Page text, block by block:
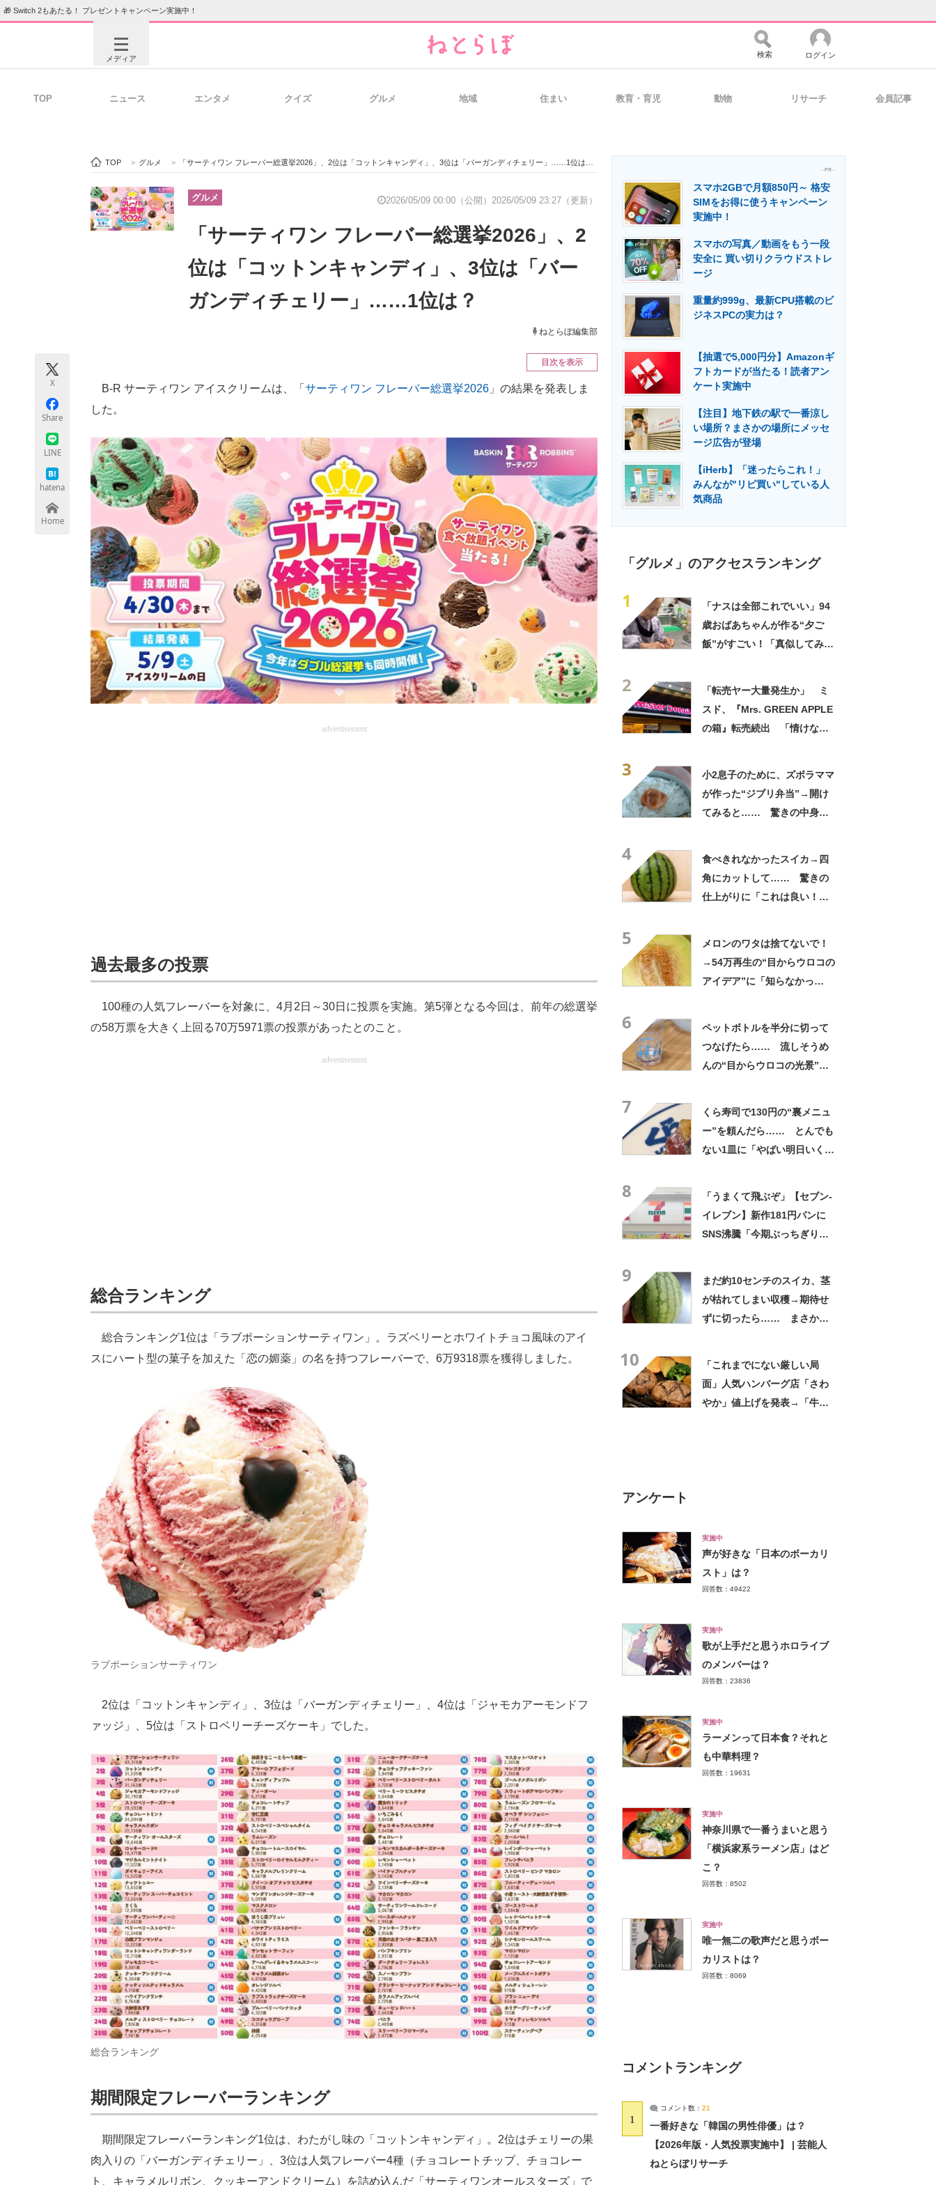
🎁 Switch 2もあたる！ プレゼントキャンペーン実施中！
メディア
ビジネスと働き方のヒント 経営リーダーのコミュニティ マーケ×ITの今がよく分かる
製造業のIT導入・活用を支援
エネルギーの専門メディア 建設×テクノロジーの最前線
ちょっと気になるネットの話題
検索 ログイン
TOP ニュース エンタメ クイズ グルメ 地域 住まい 教育・育児 動物 リサーチ 会員記事
TOP > グルメ > 「サーティワン フレーバー総選挙2026」、2位は「コットンキャンディ」、3位は「バーガンディチェリー」……1位は？
グルメ 2026/05/09 00:00（公開） 2026/05/09 23:27（更新）
「サーティワン フレーバー総選挙2026」、2
位は「コットンキャンディ」、3位は「バー
ガンディチェリー」……1位は？
ねとらぼ編集部
X
Share
LINE
hatena
Home
目次を表示
B-R サーティワン アイスクリームは、「 サーティワン フレーバー総選挙2026 」の結果を発表しま
した。
advertisement
過去最多の投票
100種の人気フレーバーを対象に、4月2日～30日に投票を実施。第5弾となる今回は、前年の総選挙
の58万票を大きく上回る70万5971票の投票があったとのこと。
advertisement
総合ランキング
総合ランキング1位は「ラブポーションサーティワン」。ラズベリーとホワイトチョコ風味のアイ
スにハート型の菓子を加えた「恋の媚薬」の名を持つフレーバーで、6万9318票を獲得しました。
ラブポーションサーティワン
2位は「コットンキャンディ」、3位は「バーガンディチェリー」、4位は「ジャモカアーモンドフ
ァッジ」、5位は「ストロベリーチーズケーキ」でした。
総合ランキング
期間限定フレーバーランキング
期間限定フレーバーランキング1位は、わたがし味の「コットンキャンディ」。2位はチェリーの果
肉入りの「バーガンディチェリー」、3位は人気フレーバー4種（チョコレートチップ、チョコレー
ト、キャラメルリボン、クッキーアンドクリーム）を詰め込んだ「サーティワンオールスターズ」で
- PR -
スマホ2GBで月額850円～ 格安
SIMをお得に使うキャンペーン
実施中！
スマホの写真／動画をもう一段
安全に 買い切りクラウドストレ
ージ
重量約999g、最新CPU搭載のビ
ジネスPCの実力は？
【抽選で5,000円分】Amazonギ
フトカードが当たる！読者アン
ケート実施中
【注目】地下鉄の駅で一番涼し
い場所？まさかの場所にメッセ
ージ広告が登場
【iHerb】「迷ったらこれ！」
みんなが"リピ買い"している人
気商品
「グルメ」のアクセスランキング
1
「ナスは全部これでいい」94
歳おばあちゃんが作る“夕ご
飯”がすごい！「真似してみま
2
「転売ヤー大量発生か」 ミ
スド、『Mrs. GREEN APPLE
の箱』転売続出 「情けない
3
小2息子のために、ズボラママ
が作った“ジブリ弁当”→開け
てみると…… 驚きの中身に
4
食べきれなかったスイカ→四
角にカットして…… 驚きの
仕上がりに「これは良い！」
5
メロンのワタは捨てないで！
→54万再生の“目からウロコの
アイデア”に「知らなかっ
6
ペットボトルを半分に切って
つなげたら…… 流しそうめ
んの“目からウロコの光景”に
7
くら寿司で130円の“裏メニュ
ー”を頼んだら…… とんでも
ない1皿に「やばい明日いく」
8
「うまくて飛ぶぞ」【セブン‐
イレブン】新作181円パンに
SNS沸騰「今期ぶっちぎりで
9
まだ約10センチのスイカ、茎
が枯れてしまい収穫→期待せ
ずに切ったら…… まさかの
10
「これまでにない厳しい局
面」人気ハンバーグ店「さわ
やか」値上げを発表→「牛肉
アンケート
実施中
声が好きな「日本のボーカリ
スト」は？
回答数：49422
実施中
歌が上手だと思うホロライブ
のメンバーは？
回答数：23836
実施中
ラーメンって日本食？それと
も中華料理？
回答数：19631
実施中
神奈川県で一番うまいと思う
「横浜家系ラーメン店」はど
こ？
回答数：8502
実施中
唯一無二の歌声だと思うボー
カリストは？
回答数：8069
コメントランキング
1
コメント数： 21
一番好きな「韓国の男性俳優」は？
【2026年版・人気投票実施中】 | 芸能人
ねとらぼリサーチ